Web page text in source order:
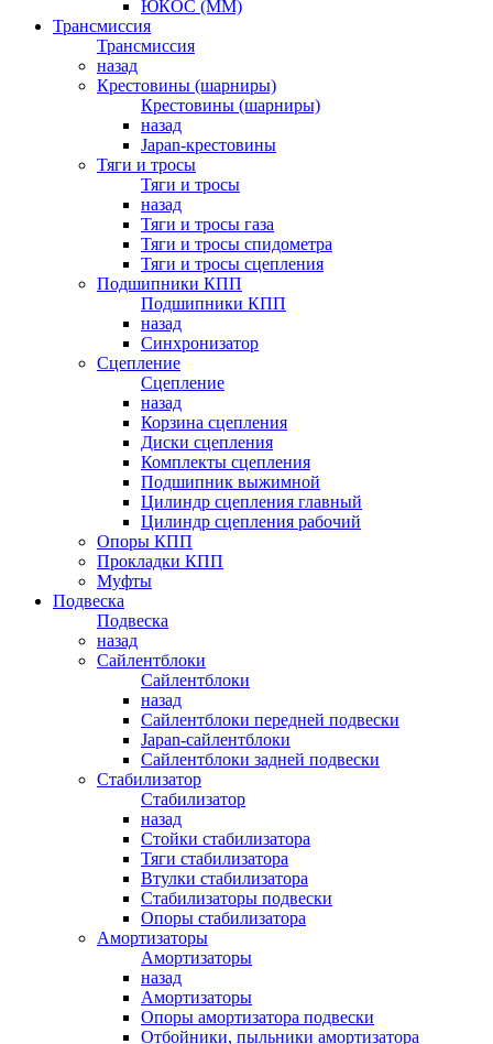
ЮКОС (ММ)
Трансмиссия
Трансмиссия
назад
Крестовины (шарниры)
Крестовины (шарниры)
назад
Japan-крестовины
Тяги и тросы
Тяги и тросы
назад
Тяги и тросы газа
Тяги и тросы спидометра
Тяги и тросы сцепления
Подшипники КПП
Подшипники КПП
назад
Синхронизатор
Сцепление
Сцепление
назад
Корзина сцепления
Диски сцепления
Комплекты сцепления
Подшипник выжимной
Цилиндр сцепления главный
Цилиндр сцепления рабочий
Опоры КПП
Прокладки КПП
Муфты
Подвеска
Подвеска
назад
Сайлентблоки
Сайлентблоки
назад
Сайлентблоки передней подвески
Japan-сайлентблоки
Сайлентблоки задней подвески
Стабилизатор
Стабилизатор
назад
Стойки стабилизатора
Тяги стабилизатора
Втулки стабилизатора
Стабилизаторы подвески
Опоры стабилизатора
Амортизаторы
Амортизаторы
назад
Амортизаторы
Опоры амортизатора подвески
Отбойники, пыльники амортизатора